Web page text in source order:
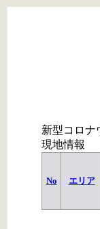
新型コロナ
現地情報
No エリア